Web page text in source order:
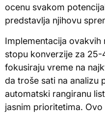
ocenu svakom
predstavlja njihovu
Implementacija
stopu konverzije za
fokusiraju vreme na
da troše sati na analizu
automatski rangiranu
jasnim prioritetima.